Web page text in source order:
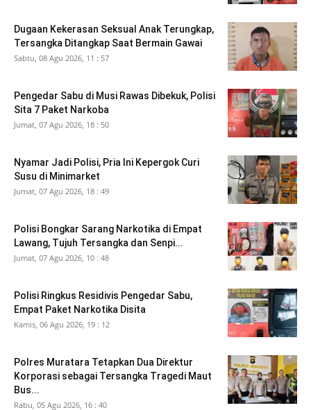
Dugaan Kekerasan Seksual Anak Terungkap,
Tersangka Ditangkap Saat Bermain Gawai
Sabtu, 08 Agu 2026, 11 : 57
Pengedar Sabu di Musi Rawas Dibekuk, Polisi
Sita 7 Paket Narkoba
Jumat, 07 Agu 2026, 18 : 50
Nyamar Jadi Polisi, Pria Ini Kepergok Curi
Susu di Minimarket
Jumat, 07 Agu 2026, 18 : 49
Polisi Bongkar Sarang Narkotika di Empat
Lawang, Tujuh Tersangka dan Senpi...
Jumat, 07 Agu 2026, 10 : 48
Polisi Ringkus Residivis Pengedar Sabu,
Empat Paket Narkotika Disita
Kamis, 06 Agu 2026, 19 : 12
Polres Muratara Tetapkan Dua Direktur
Korporasi sebagai Tersangka Tragedi Maut
Bus...
Rabu, 05 Agu 2026, 16 : 40